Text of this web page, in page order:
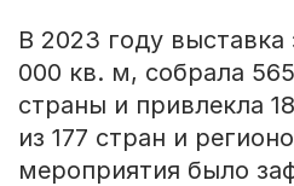
В 2023 году выставка
000 кв. м, собрала
страны и привлекла
из 177 стран и
мероприятия было